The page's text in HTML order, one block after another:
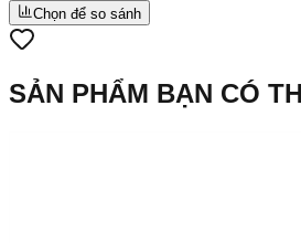
Chọn để so sánh
SẢN PHẨM BẠN CÓ